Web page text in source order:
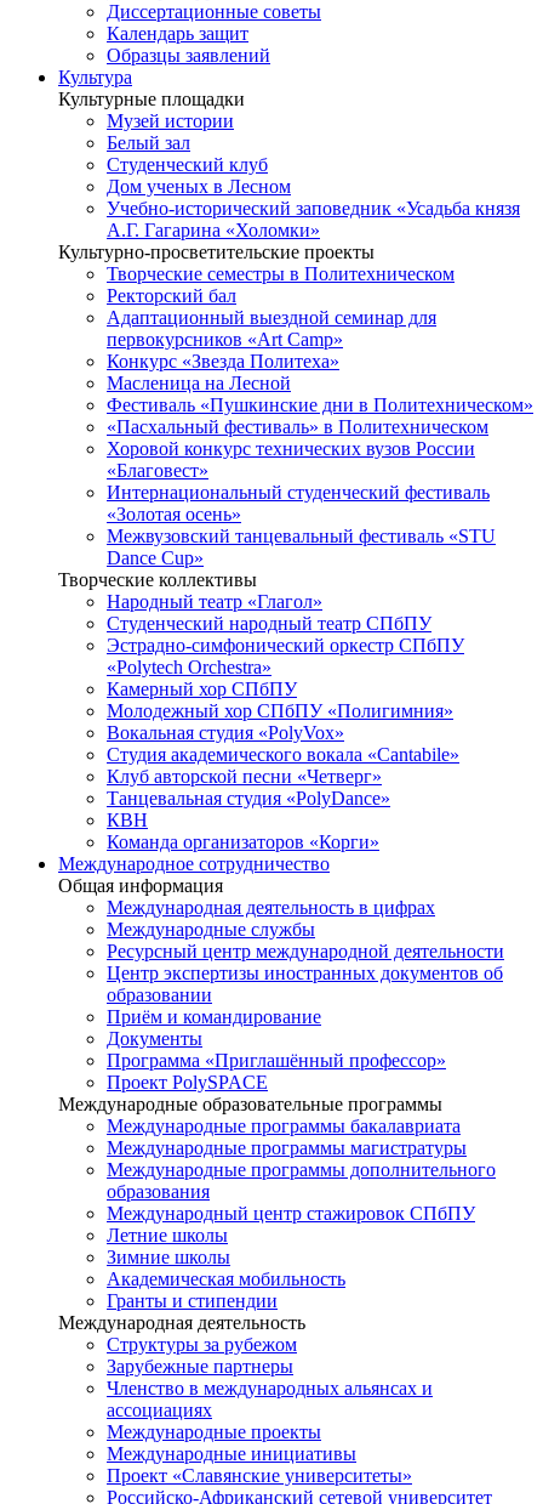
Диссертационные советы
Календарь защит
Образцы заявлений
Культура
Культурные площадки
Музей истории
Белый зал
Студенческий клуб
Дом ученых в Лесном
Учебно-исторический заповедник «Усадьба князя
А.Г. Гагарина «Холомки»
Культурно-просветительские проекты
Творческие семестры в Политехническом
Ректорский бал
Адаптационный выездной семинар для
первокурсников «Art Camp»
Конкурс «Звезда Политеха»
Масленица на Лесной
Фестиваль «Пушкинские дни в Политехническом»
«Пасхальный фестиваль» в Политехническом
Хоровой конкурс технических вузов России
«Благовест»
Интернациональный студенческий фестиваль
«Золотая осень»
Межвузовский танцевальный фестиваль «STU
Dance Cup»
Творческие коллективы
Народный театр «Глагол»
Студенческий народный театр СПбПУ
Эстрадно-симфонический оркестр СПбПУ
«Polytech Orchestra»
Камерный хор СПбПУ
Молодежный хор СПбПУ «Полигимния»
Вокальная студия «PolyVox»
Студия академического вокала «Cantabile»
Клуб авторской песни «Четверг»
Танцевальная студия «PolyDance»
КВН
Команда организаторов «Корги»
Международное сотрудничество
Общая информация
Международная деятельность в цифрах
Международные службы
Ресурсный центр международной деятельности
Центр экспертизы иностранных документов об
образовании
Приём и командирование
Документы
Программа «Приглашённый профессор»
Проект PolySPACE
Международные образовательные программы
Международные программы бакалавриата
Международные программы магистратуры
Международные программы дополнительного
образования
Международный центр стажировок СПбПУ
Летние школы
Зимние школы
Академическая мобильность
Гранты и стипендии
Международная деятельность
Структуры за рубежом
Зарубежные партнеры
Членство в международных альянсах и
ассоциациях
Международные проекты
Международные инициативы
Проект «Славянские университеты»
Российско-Африканский сетевой университет